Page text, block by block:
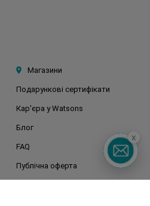
Магазини
Подарункові сертифікати
Кар'єра у Watsons
Блог
FAQ
Публічна оферта
x